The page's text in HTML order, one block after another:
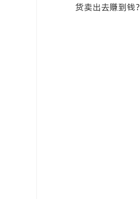
货卖出去赚到钱？